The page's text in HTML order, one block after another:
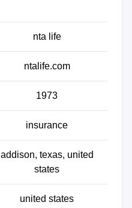
nta life
ntalife.com
1973
insurance
addison, texas, united
states
united states